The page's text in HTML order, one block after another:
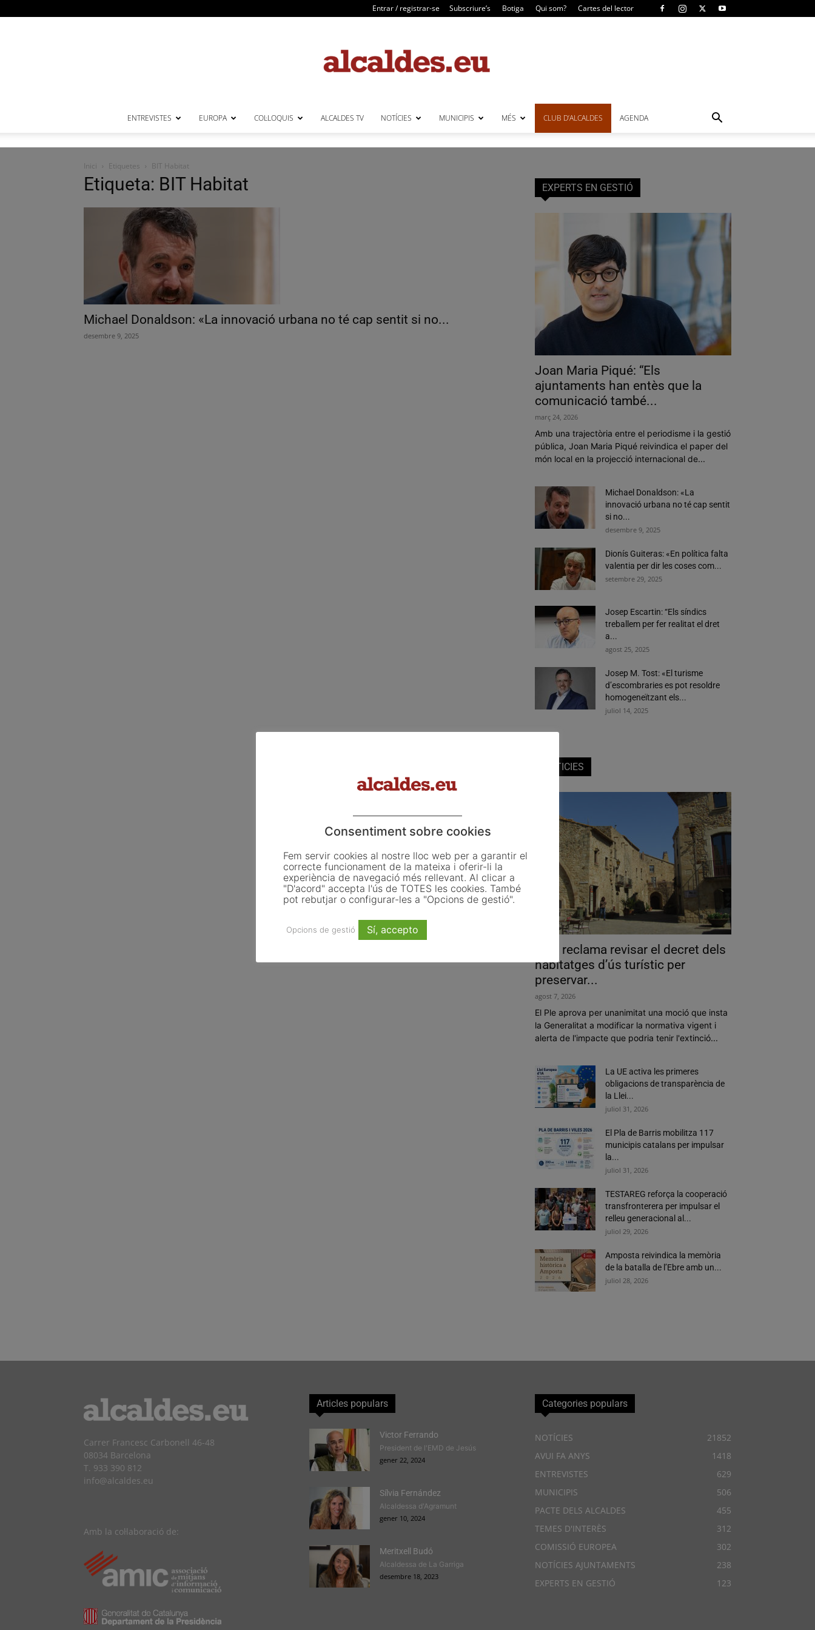
Entrar / registrar-se Subscriure’s Botiga Qui som? Cartes del lector
ENTREVISTES EUROPA COL·LOQUIS ALCALDES TV NOTÍCIES MUNICIPIS MÉS CLUB D’ALCALDES AGENDA
Inici Etiquetes BIT Habitat
Etiqueta: BIT Habitat
Michael Donaldson: «La innovació urbana no té cap sentit si no...
desembre 9, 2025
EXPERTS EN GESTIÓ
Joan Maria Piqué: “Els
ajuntaments han entès que la
comunicació també...
març 24, 2026
Amb una trajectòria entre el periodisme i la gestió
pública, Joan Maria Piqué reivindica el paper del
món local en la projecció internacional de...
Michael Donaldson: «La
innovació urbana no té cap sentit
si no...
desembre 9, 2025
Dionís Guiteras: «En política falta
valentia per dir les coses com...
setembre 29, 2025
Josep Escartin: “Els síndics
treballem per fer realitat el dret
a...
agost 25, 2025
Josep M. Tost: «El turisme
d’escombraries es pot resoldre
homogeneïtzant els...
juliol 14, 2025
NOTICIES
Pals reclama revisar el decret dels
habitatges d’ús turístic per
preservar...
agost 7, 2026
El Ple aprova per unanimitat una moció que insta
la Generalitat a modificar la normativa vigent i
alerta de l'impacte que podria tenir l'extinció...
La UE activa les primeres
obligacions de transparència de
la Llei...
juliol 31, 2026
El Pla de Barris mobilitza 117
municipis catalans per impulsar
la...
juliol 31, 2026
TESTAREG reforça la cooperació
transfronterera per impulsar el
relleu generacional al...
juliol 29, 2026
Amposta reivindica la memòria
de la batalla de l’Ebre amb un...
juliol 28, 2026
Carrer Francesc Carbonell 46-48
08034 Barcelona
T. 933 390 812
info@alcaldes.eu
Amb la col·laboració de:
Articles populars
Victor Ferrando
President de l'EMD de Jesús
gener 22, 2024
Sílvia Fernández
Alcaldessa d'Agramunt
gener 10, 2024
Meritxell Budó
Alcaldessa de La Garriga
desembre 18, 2023
Categories populars
NOTÍCIES
21852
AVUI FA ANYS
1418
ENTREVISTES
629
MUNICIPIS
506
PACTE DELS ALCALDES
455
TEMES D'INTERÈS
312
COMISSIÓ EUROPEA
302
NOTÍCIES AJUNTAMENTS
238
EXPERTS EN GESTIÓ
123
Consentiment sobre cookies
Fem servir cookies al nostre lloc web per a garantir el
correcte funcionament de la mateixa i oferir-li la
experiència de navegació més rellevant. Al clicar a
"D'acord" accepta l'ús de TOTES les cookies. També
pot rebutjar o configurar-les a "Opcions de gestió".
Opcions de gestió Sí, accepto